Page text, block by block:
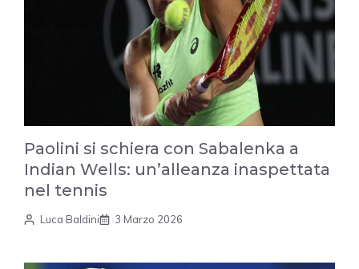
Paolini si schiera con Sabalenka a
Indian Wells: un’alleanza inaspettata
nel tennis
Luca Baldini 3 Marzo 2026